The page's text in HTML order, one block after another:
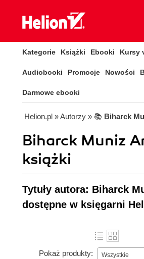
Kategorie Książki Ebooki Kursy
Audiobooki Promocje Nowości
Darmowe ebooki
Helion.pl » Autorzy » 📚 Biharck
Biharck Muniz
książki
Tytuły autora: Biharck
dostępne w księgarni
Pokaż produkty: Wszystkie